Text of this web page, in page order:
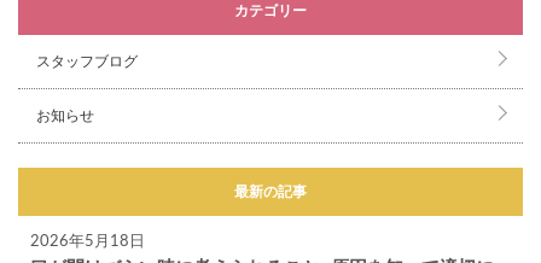
カテゴリー
スタッフブログ
お知らせ
最新の記事
2026年5月18日